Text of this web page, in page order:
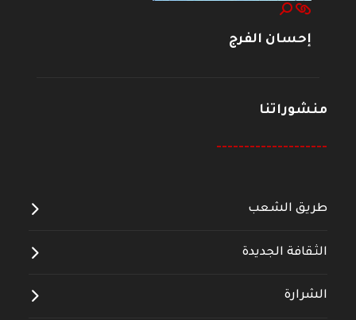
إحسان الفرج
منشوراتنا
--------------------
طريق الشعب
الثقافة الجديدة
الشرارة